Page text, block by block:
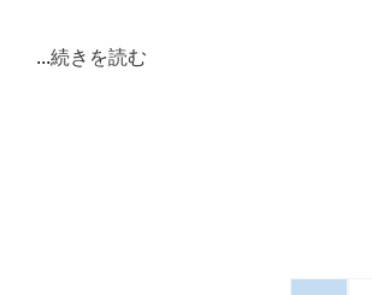
...続きを読む